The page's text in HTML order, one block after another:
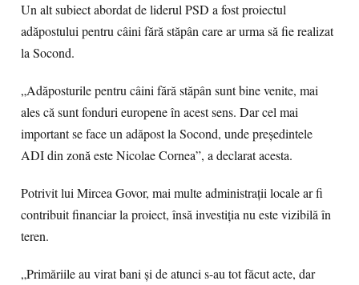
Un alt subiect abordat de liderul PSD a fost proiectul
adăpostului pentru câini fără stăpân care ar urma să fie realizat
la Socond.
„Adăposturile pentru câini fără stăpân sunt bine venite, mai
ales că sunt fonduri europene în acest sens. Dar cel mai
important se face un adăpost la Socond, unde președintele
ADI din zonă este Nicolae Cornea”, a declarat acesta.
Potrivit lui Mircea Govor, mai multe administrații locale ar fi
contribuit financiar la proiect, însă investiția nu este vizibilă în
teren.
„Primăriile au virat bani și de atunci s-au tot făcut acte, dar